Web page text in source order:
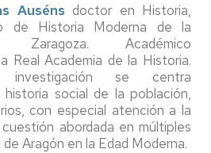
Auséns doctor en Historia,
de Historia Moderna de la
Zaragoza. Académico
Real Academia de la Historia.
se centra
social de la población,
con especial atención a la
abordada en múltiples
Aragón en la Edad Moderna.